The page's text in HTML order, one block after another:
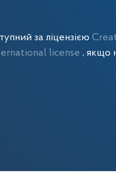
за ліцензією
license , якщо